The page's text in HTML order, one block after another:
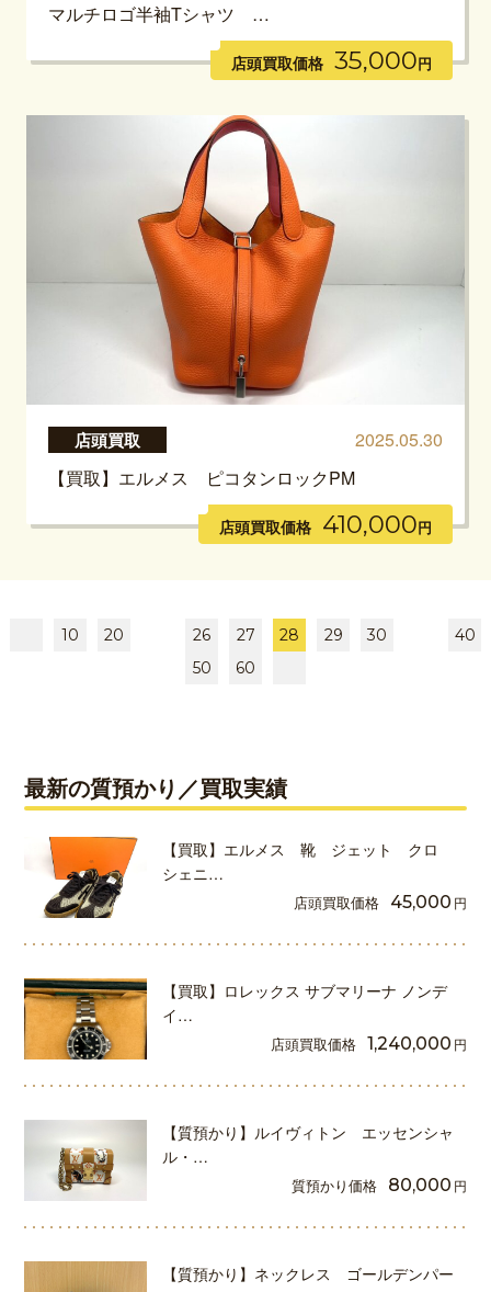
マルチロゴ半袖Tシャツ …
店頭買取価格 35,000円
店頭買取
2025.05.30
【買取】エルメス ピコタンロックPM
店頭買取価格 410,000円
10 20 26 27 28 29 30
40
50
60
最新の質預かり／買取実績
【買取】エルメス 靴 ジェット クロ
シェニ…
店頭買取価格 45,000 円
【買取】ロレックス サブマリーナ ノンデ
イ…
店頭買取価格 1,240,000 円
【質預かり】ルイヴィトン エッセンシャ
ル・…
質預かり価格 80,000 円
【質預かり】ネックレス ゴールデンパー